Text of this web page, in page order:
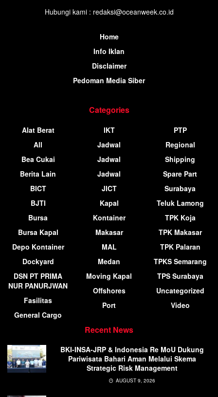
Hubungi kami : redaksi@oceanweek.co.id
Home
Info Iklan
Disclaimer
Pedoman Media Siber
Categories
Alat Berat
All
Bea Cukai
Berita Lain
BICT
BJTI
Bursa
Bursa Kapal
Depo Kontainer
Dockyard
DSN PT PRIMA
NUR PANURJWAN
Fasilitas
General Cargo
IKT
Jadwal
Jadwal
Jadwal
JICT
Kapal
Kontainer
Makasar
MAL
Medan
Moving Kapal
Offshores
Port
PTP
Regional
Shipping
Spare Part
Surabaya
Teluk Lamong
TPK Koja
TPK Makasar
TPK Palaran
TPKS Semarang
TPS Surabaya
Uncategorized
Video
Recent News
BKI-INSA-JRP & Indonesia Re MoU Dukung
Pariwisata Bahari Aman Melalui Skema
Strategic Risk Management
AUGUST 9, 2026